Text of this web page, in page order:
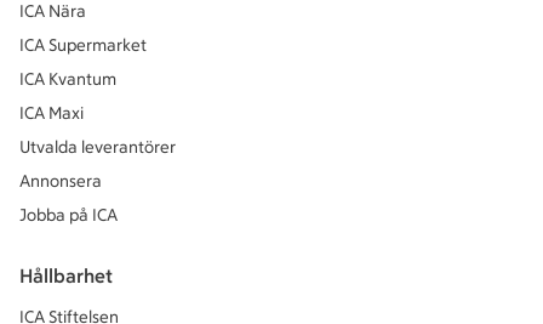
ICA Nära
ICA Supermarket
ICA Kvantum
ICA Maxi
Utvalda leverantörer
Annonsera
Jobba på ICA
Hållbarhet
ICA Stiftelsen